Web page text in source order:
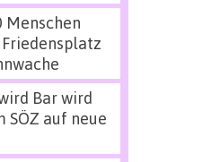
Menschen
Bar wird
SÖZ auf neue